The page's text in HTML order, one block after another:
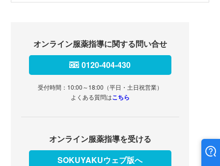
オンライン服薬指導に関する問い合せ
0120-404-430
受付時間：10:00～18:00（平日・土日祝営業）
よくある質問はこちら
オンライン服薬指導を受ける
SOKUYAKUウェブ版へ